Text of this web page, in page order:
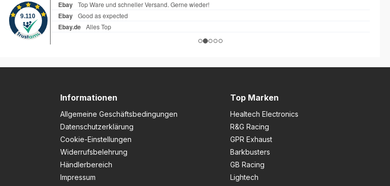
Informationen
Allgemeine Geschäftsbedingungen
Datenschutzerklärung
Cookie-Einstellungen
Widerrufsbelehrung
Händlerbereich
Impressum
Top Marken
Healtech Electronics
R&G Racing
GPR Exhaust
Barkbusters
GB Racing
Lightech